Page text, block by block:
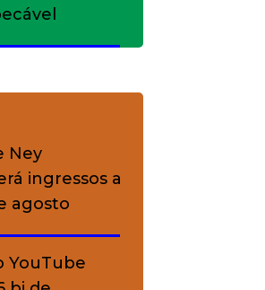
que
da
de cada
Ney
ingressos a
agosto
YouTube